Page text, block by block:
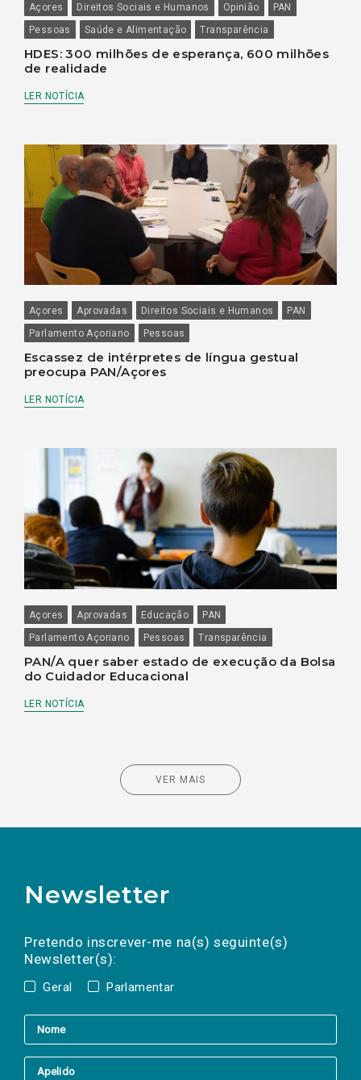
Açores Direitos Sociais e Humanos Opinião
PAN
Pessoas
Saúde e Alimentação Transparência
HDES: 300 milhões de esperança, 600 milhões
de realidade
LER NOTÍCIA
Açores Aprovadas Direitos Sociais e Humanos
PAN
Parlamento Açoriano
Pessoas
Escassez de intérpretes de língua gestual
preocupa PAN/Açores
LER NOTÍCIA
Açores Aprovadas Educação
PAN
Parlamento Açoriano
Pessoas Transparência
PAN/A quer saber estado de execução da Bolsa
do Cuidador Educacional
LER NOTÍCIA
VER MAIS
Newsletter
Pretendo inscrever-me na(s) seguinte(s)
Newsletter(s):
Geral Parlamentar
a(s) newsletter(s).
mail